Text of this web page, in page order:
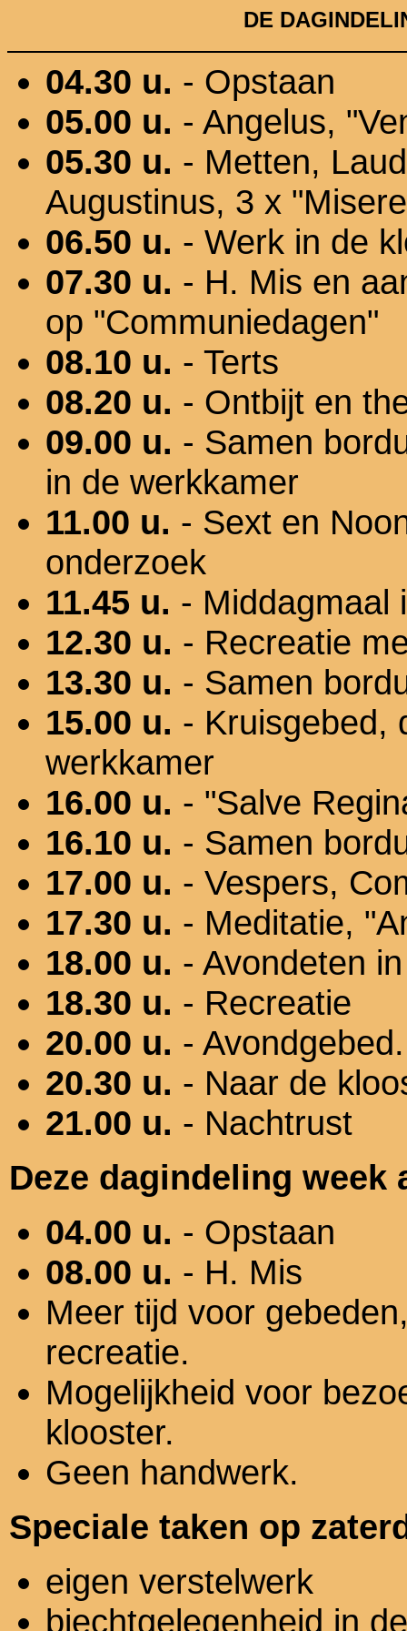
DE
04.30 u. - Opstaan
05.00 u. - Angelus,
05.30 u. - Metten,
Augustinus, 3 x
06.50 u. - Werk in de
07.30 u. - H. Mis en
op "Communiedagen"
08.10 u. - Terts
08.20 u. - Ontbijt en
09.00 u. - Samen
in de werkkamer
11.00 u. - Sext en
onderzoek
11.45 u. - Middagmaal
12.30 u. - Recreatie
13.30 u. - Samen
15.00 u. - Kruisgebed,
werkkamer
16.00 u. - "Salve
16.10 u. - Samen
17.00 u. - Vespers,
17.30 u. - Meditatie,
18.00 u. - Avondeten
18.30 u. - Recreatie
20.00 u. -
20.30 u. - Naar de
21.00 u. - Nachtrust
Deze dagindeling week
04.00 u. - Opstaan
08.00 u. - H. Mis
Meer tijd voor
recreatie.
Mogelijkheid voor
klooster.
Geen handwerk.
Speciale taken op
eigen verstelwerk
biechtgelegenheid in